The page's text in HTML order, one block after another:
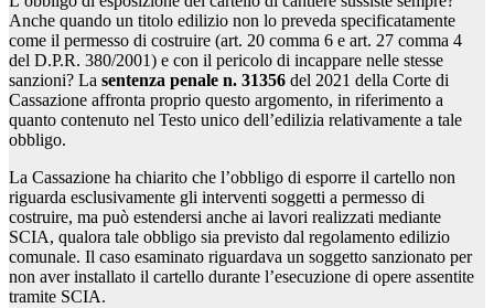
Anche quando un titolo edilizio non lo preveda specificatamente
come il permesso di costruire (art. 20 comma 6 e art. 27 comma 4
del D.P.R. 380/2001) e con il pericolo di incappare nelle stesse
sanzioni? La sentenza penale n. 31356 del 2021 della Corte di
Cassazione affronta proprio questo argomento, in riferimento a
quanto contenuto nel Testo unico dell’edilizia relativamente a tale
obbligo.
La Cassazione ha chiarito che l’obbligo di esporre il cartello non
riguarda esclusivamente gli interventi soggetti a permesso di
costruire, ma può estendersi anche ai lavori realizzati mediante
SCIA, qualora tale obbligo sia previsto dal regolamento edilizio
comunale. Il caso esaminato riguardava un soggetto sanzionato per
non aver installato il cartello durante l’esecuzione di opere assentite
tramite SCIA.